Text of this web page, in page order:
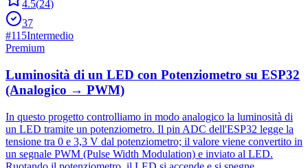
4.5(24)
37
#115Intermedio
Premium
Luminosità di un LED con Potenziometro su ESP32
(Analogico → PWM)
In questo progetto controlliamo in modo analogico la luminosità di
un LED tramite un potenziometro. Il pin ADC dell'ESP32 legge la
tensione tra 0 e 3,3 V dal potenziometro; il valore viene convertito in
un segnale PWM (Pulse Width Modulation) e inviato al LED.